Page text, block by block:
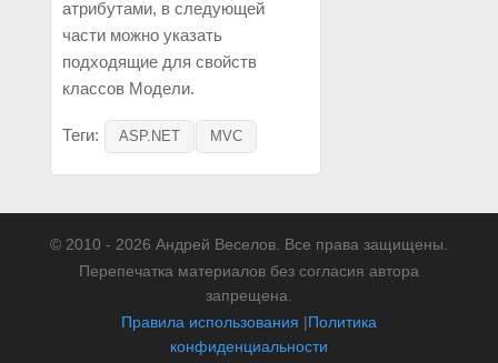
атрибутами, в следующей
части можно указать
подходящие для свойств
классов Модели.
Теги: ASP.NET MVC
© 2010 - 2026 Андрей Веселов. Все права защищены.
Перепечатка материалов без согласия автора
запрещена.
Правила использования |Политика
конфиденциальности